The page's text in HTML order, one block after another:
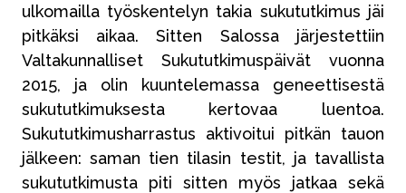
ulkomailla työskentelyn takia sukututkimus jäi
pitkäksi aikaa. Sitten Salossa järjestettiin
Valtakunnalliset Sukututkimuspäivät vuonna
2015, ja olin kuuntelemassa geneettisestä
sukututkimuksesta kertovaa luentoa.
Sukututkimusharrastus aktivoitui pitkän tauon
jälkeen: saman tien tilasin testit, ja tavallista
sukututkimusta piti sitten myös jatkaa sekä